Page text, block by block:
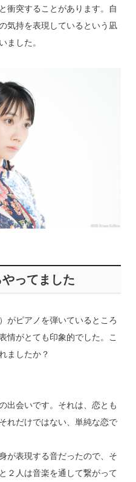
衝突することがあります。自
気持を表現しているという凪
ました。
ってました
がピアノを弾いているところ
情がとても印象的でした。こ
ましたか？
出会いです。それは、恋とも
れだけではない、単純な恋で
が表現する音だったので、そ
２人は音楽を通して繋がって